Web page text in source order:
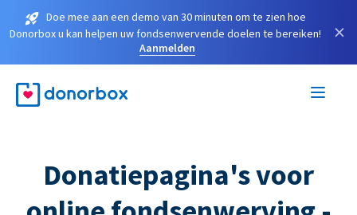
Doe mee aan een demo van 30 minuten om te zien hoe
Donorbox u kan helpen uw fondsenwervende doelen te bereiken!
Aanmelden
×
Donatiepagina's voor